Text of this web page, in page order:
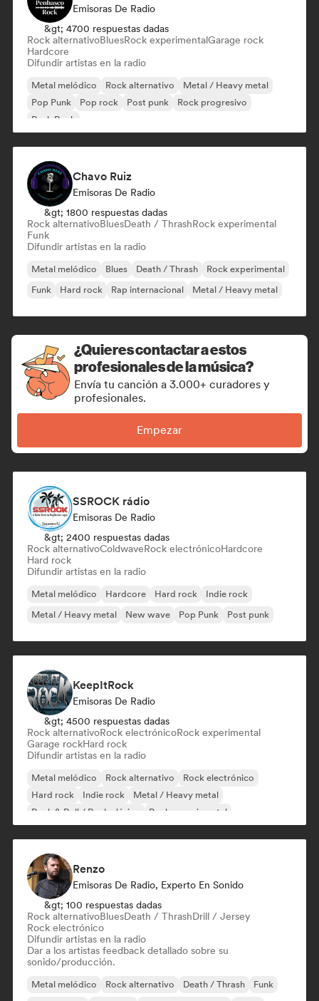
Emisoras De Radio
&gt; 4700 respuestas dadas
Rock alternativoBluesRock experimentalGarage rock
Hardcore
Difundir artistas en la radio
Metal melódico Rock alternativo
Metal / Heavy metal
Pop Punk
Pop rock Post punk
Rock progresivo
Punk Rock
Chavo Ruiz
Emisoras De Radio
&gt; 1800 respuestas dadas
Rock alternativoBluesDeath / ThrashRock experimental
Funk
Difundir artistas en la radio
Metal melódico Blues Death / Thrash
Rock experimental
Funk
Hard rock Rap internacional Metal / Heavy metal
¿Quieres contactar a estos
profesionales de la música?
Envía tu canción a 3.000+ curadores y
profesionales.
Empezar
SSROCK rádio
Emisoras De Radio
&gt; 2400 respuestas dadas
Rock alternativoColdwaveRock electrónicoHardcore
Hard rock
Difundir artistas en la radio
Metal melódico Hardcore Hard rock
Indie rock
Metal / Heavy metal
New wave Pop Punk Post punk
KeepItRock
Emisoras De Radio
&gt; 4500 respuestas dadas
Rock alternativoRock electrónicoRock experimental
Garage rockHard rock
Difundir artistas en la radio
Metal melódico Rock alternativo
Rock electrónico
Hard rock
Indie rock
Metal / Heavy metal
Rock & Roll / Rock clásico
Rock experimental
Renzo
Emisoras De Radio, Experto En Sonido
&gt; 100 respuestas dadas
Rock alternativoBluesDeath / ThrashDrill / Jersey
Rock electrónico
Difundir artistas en la radio
Dar a los artistas feedback detallado sobre su
sonido/producción.
Metal melódico Rock alternativo Death / Thrash
Funk